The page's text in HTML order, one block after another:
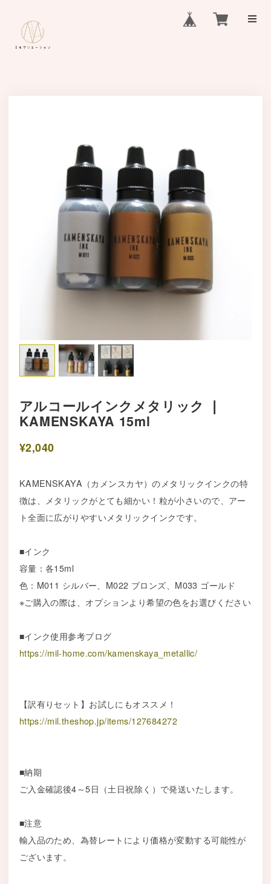
アルコールインクメタリック ❘
KAMENSKAYA 15ml
¥2,040
KAMENSKAYA（カメンスカヤ）のメタリックインクの特
徴は、メタリックがとても細かい！粒が小さいので、アー
ト全面に広がりやすいメタリックインクです。
■インク
容量：各15ml
色：M011 シルバー、M022 ブロンズ、M033 ゴールド
※ご購入の際は、オプションより希望の色をお選びください
■インク使用参考ブログ
https://mil-home.com/kamenskaya_metallic/
【訳有りセット】お試しにもオススメ！
https://mil.theshop.jp/items/127684272
■納期
ご入金確認後4～5日（土日祝除く）で発送いたします。
■注意
輸入品のため、為替レートにより価格が変動する可能性が
ございます。